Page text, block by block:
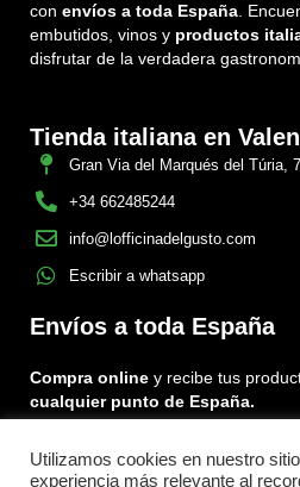
con envíos a toda España .
embutidos, vinos y productos
disfrutar de la verdadera
Tienda italiana en
Gran Via del Marqués del Túria,
+34 662485244
info@lofficinadelgusto.com
Escribir a whatsapp
Envíos a toda España
Compra online y recibe tus
cualquier punto de España.
Encuéntranos en:
Utilizamos cookies en nuestro
experiencia más relevante al